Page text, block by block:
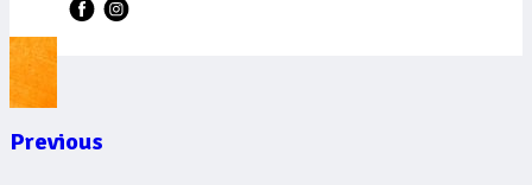
Previous